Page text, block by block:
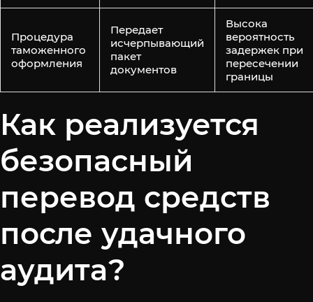
Процедура
таможенного
оформления
Передает
исчерпывающий
пакет
документов
Высока
вероятность
задержек при
пересечении
границы
Как реализуется
безопасный
перевод средств
после удачного
аудита?